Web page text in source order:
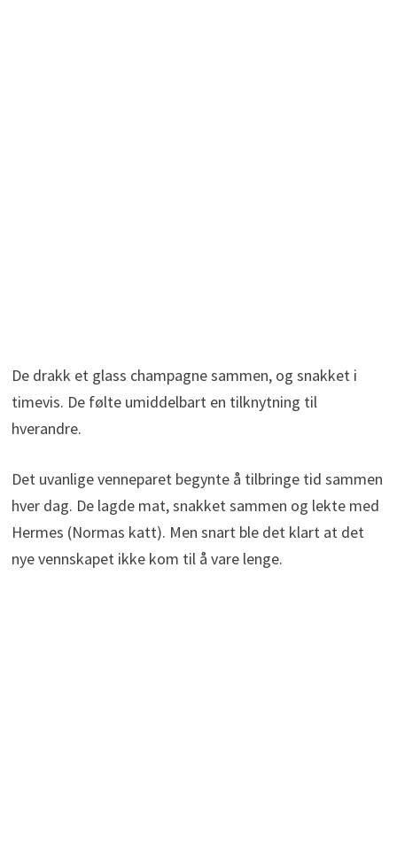
De drakk et glass champagne sammen, og snakket i
timevis. De følte umiddelbart en tilknytning til
hverandre.
Det uvanlige venneparet begynte å tilbringe tid sammen
hver dag. De lagde mat, snakket sammen og lekte med
Hermes (Normas katt). Men snart ble det klart at det
nye vennskapet ikke kom til å vare lenge.